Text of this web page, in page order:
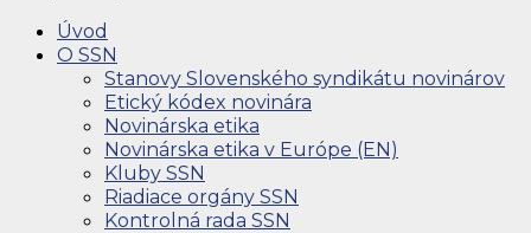
Úvod
O SSN
Stanovy Slovenského syndikátu novinárov
Etický kódex novinára
Novinárska etika
Novinárska etika v Európe (EN)
Kluby SSN
Riadiace orgány SSN
Kontrolná rada SSN